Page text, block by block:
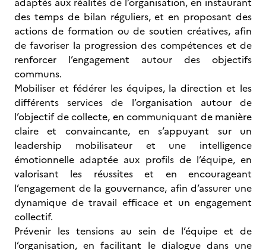
des temps de bilan réguliers, et en proposant des
actions de formation ou de soutien créatives, afin
de favoriser la progression des compétences et de
renforcer l’engagement autour des objectifs
communs.
Mobiliser et fédérer les équipes, la direction et les
différents services de l’organisation autour de
l’objectif de collecte, en communiquant de manière
claire et convaincante, en s’appuyant sur un
leadership mobilisateur et une intelligence
émotionnelle adaptée aux profils de l’équipe, en
valorisant les réussites et en encourageant
l’engagement de la gouvernance, afin d’assurer une
dynamique de travail efficace et un engagement
collectif.
Prévenir les tensions au sein de l’équipe et de
l’organisation, en facilitant le dialogue dans une